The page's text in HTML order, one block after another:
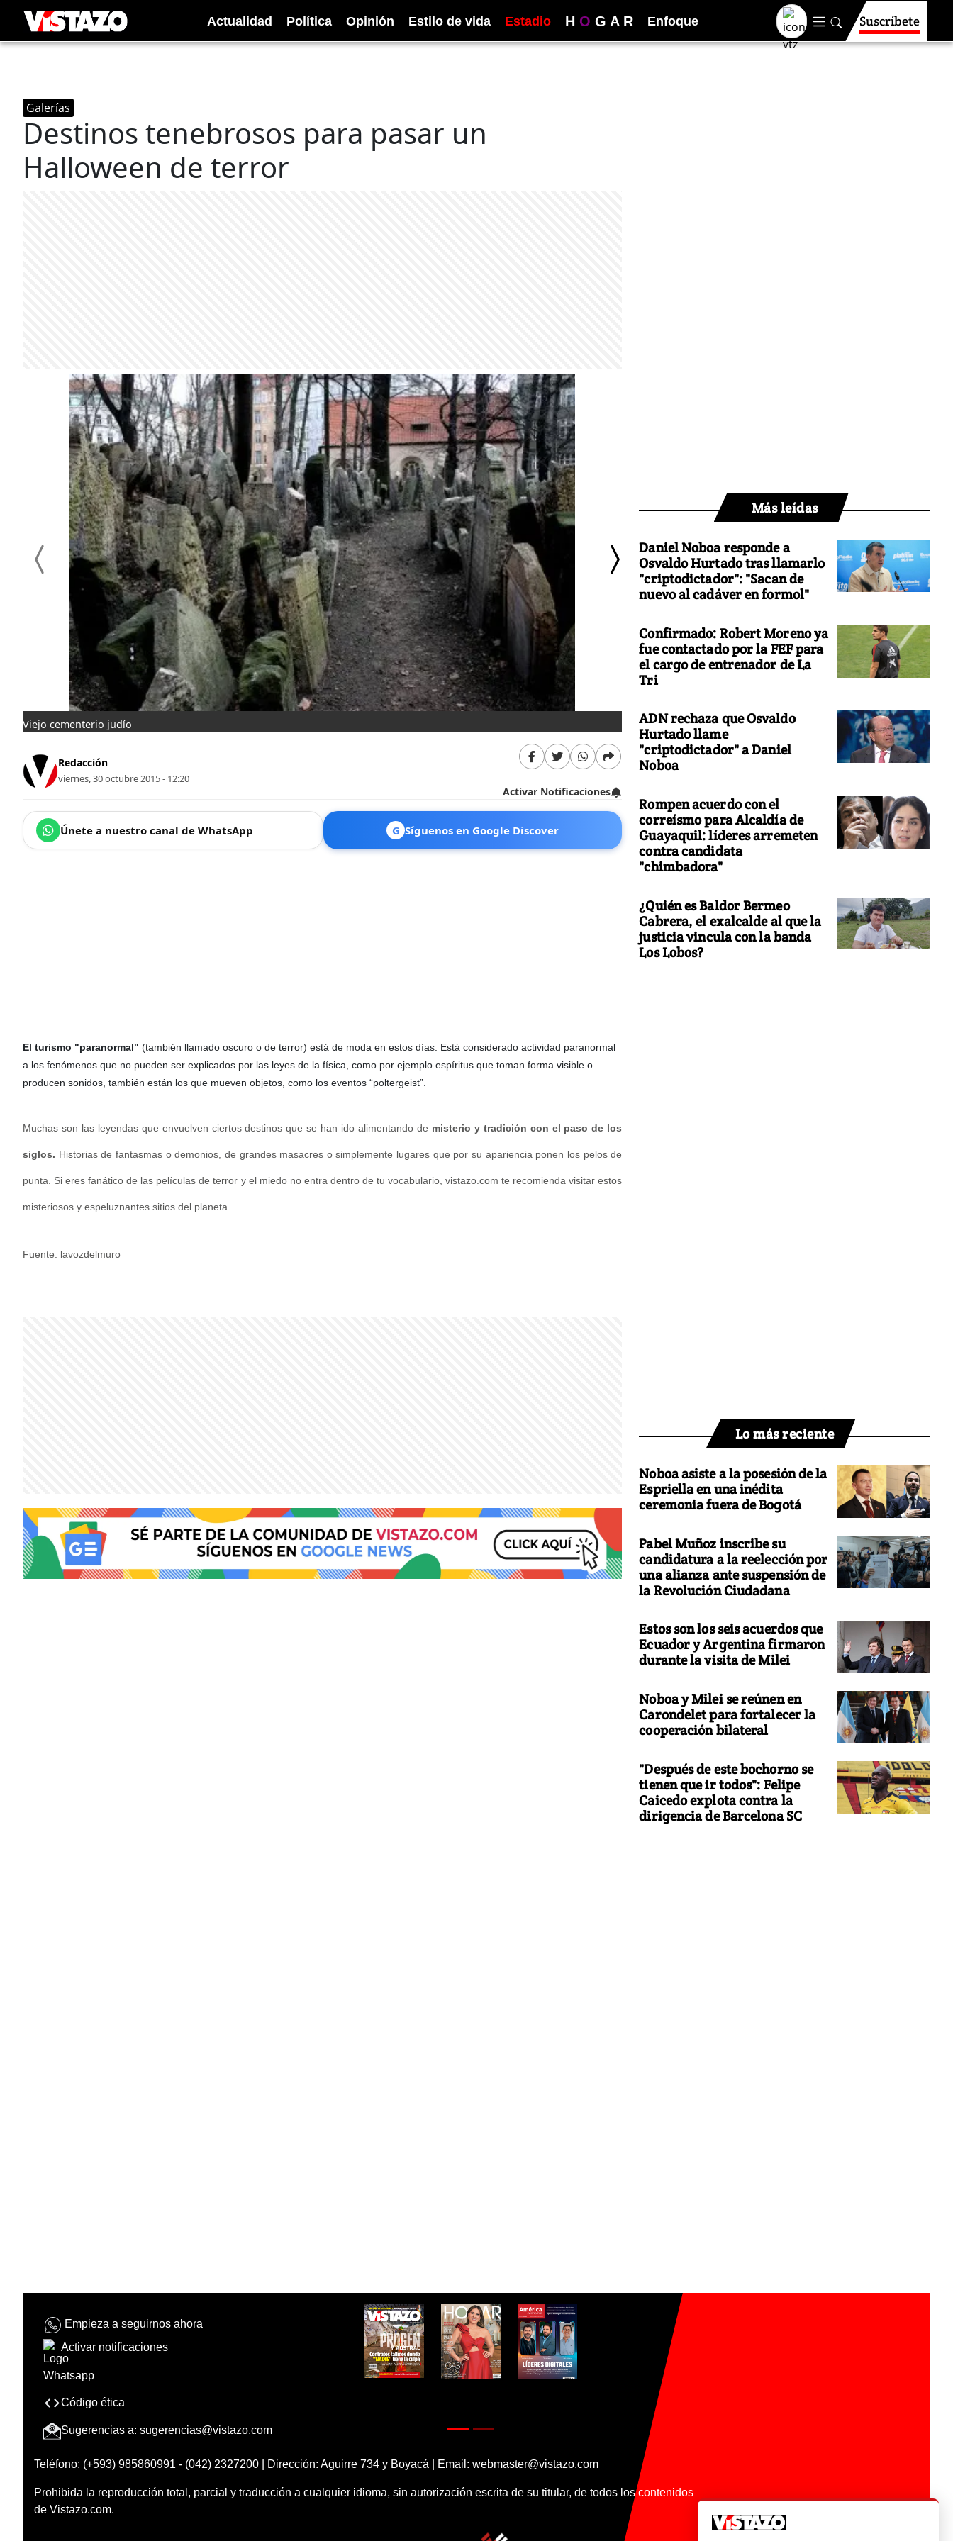
Actualidad Política Opinión Estilo de vida Estadio H O G A R Enfoque Suscríbete
Galerías
Destinos tenebrosos para pasar un
Halloween de terror
Viejo cementerio judío Isla de las muñecas
Redacción
viernes, 30 octubre 2015 - 12:20
Activar Notificaciones
Únete a nuestro canal de WhatsApp G Síguenos en Google Discover
El turismo "paranormal" (también llamado oscuro o de terror) está de moda en estos días. Está considerado actividad paranormal
a los fenómenos que no pueden ser explicados por las leyes de la física, como por ejemplo espíritus que toman forma visible o
producen sonidos, también están los que mueven objetos, como los eventos “poltergeist”.
Muchas son las leyendas que envuelven ciertos destinos que se han ido alimentando de misterio y tradición con el paso de los
siglos. Historias de fantasmas o demonios, de grandes masacres o simplemente lugares que por su apariencia ponen los pelos de
punta. Si eres fanático de las películas de terror y el miedo no entra dentro de tu vocabulario, vistazo.com te recomienda visitar estos
misteriosos y espeluznantes sitios del planeta.
Fuente: lavozdelmuro
Más leídas
Daniel Noboa responde a
Osvaldo Hurtado tras llamarlo
"criptodictador": "Sacan de
nuevo al cadáver en formol"
Confirmado: Robert Moreno ya
fue contactado por la FEF para
el cargo de entrenador de La
Tri
ADN rechaza que Osvaldo
Hurtado llame
"criptodictador" a Daniel
Noboa
Rompen acuerdo con el
correísmo para Alcaldía de
Guayaquil: líderes arremeten
contra candidata
"chimbadora"
¿Quién es Baldor Bermeo
Cabrera, el exalcalde al que la
justicia vincula con la banda
Los Lobos?
Lo más reciente
Noboa asiste a la posesión de la
Espriella en una inédita
ceremonia fuera de Bogotá
Pabel Muñoz inscribe su
candidatura a la reelección por
una alianza ante suspensión de
la Revolución Ciudadana
Estos son los seis acuerdos que
Ecuador y Argentina firmaron
durante la visita de Milei
Noboa y Milei se reúnen en
Carondelet para fortalecer la
cooperación bilateral
"Después de este bochorno se
tienen que ir todos": Felipe
Caicedo explota contra la
dirigencia de Barcelona SC
Empieza a seguirnos ahora
Activar notificaciones
Código ética
Sugerencias a: sugerencias@vistazo.com
Teléfono: (+593) 985860991 - (042) 2327200 | Dirección: Aguirre 734 y Boyacá | Email: webmaster@vistazo.com
Prohibida la reproducción total, parcial y traducción a cualquier idioma, sin autorización escrita de su titular, de todos los contenidos
de Vistazo.com.